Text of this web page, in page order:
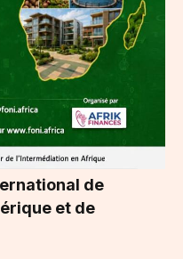
de
et de